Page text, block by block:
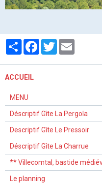
PartagerFacebook
Twitter
ACCUEIL
MENU
Déscriptif Gîte La Pergola
Descriptif Gîte Le Pressoir
Déscriptif Gîte La Charrue
** Villecomtal, bastide
Le planning